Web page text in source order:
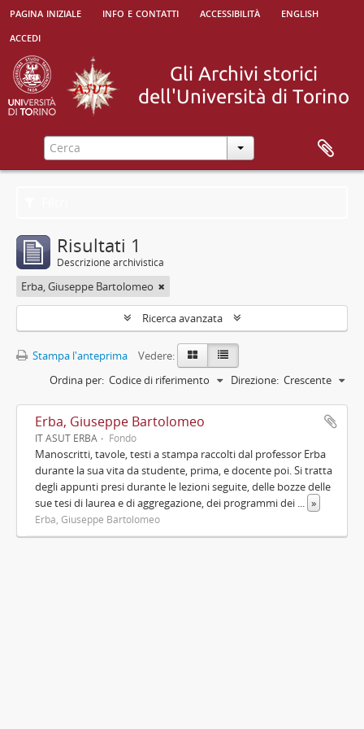
pagina iniziale info e contatti accessibilità
english
accedi
Risultati 1
Descrizione archivistica
Erba, Giuseppe Bartolomeo
Ricerca avanzata
Stampa l'anteprima
Vedere:
Ordina per: Codice di riferimento Direzione: Crescente
Erba, Giuseppe Bartolomeo
IT ASUT ERBA Fondo
Manoscritti, tavole, testi a stampa raccolti dal professor Erba
durante la sua vita da studente, prima, e docente poi. Si tratta
degli appunti presi durante le lezioni seguite, delle bozze delle
sue tesi di laurea e di aggregazione, dei programmi dei ... »
Erba, Giuseppe Bartolomeo